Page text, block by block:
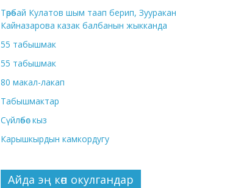
Төрөбай Кулатов шым таап берип, Зууракан
Кайназарова казак балбанын жыкканда
55 табышмак
55 табышмак
80 макал-лакап
Табышмактар
Сүйлөбөс кыз
Карышкырдын камкордугу
Айда эң көп окулгандар